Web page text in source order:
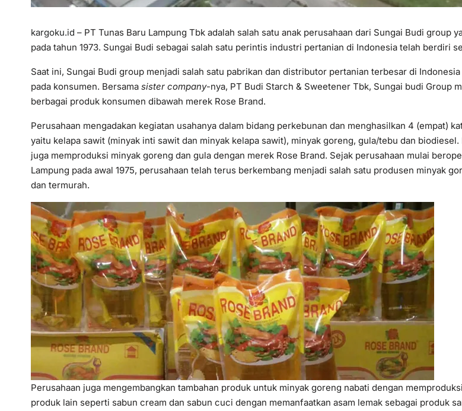
kargoku.id – PT Tunas Baru Lampung Tbk adalah salah satu anak perusahaan dari Sungai Budi group
pada tahun 1973. Sungai Budi sebagai salah satu perintis industri pertanian di Indonesia telah berdiri
Saat ini, Sungai Budi group menjadi salah satu pabrikan dan distributor pertanian terbesar di
pada konsumen. Bersama sister company-nya, PT Budi Starch & Sweetener Tbk, Sungai budi Group
berbagai produk konsumen dibawah merek Rose Brand.
Perusahaan mengadakan kegiatan usahanya dalam bidang perkebunan dan menghasilkan 4 (empat)
yaitu kelapa sawit (minyak inti sawit dan minyak kelapa sawit), minyak goreng, gula/tebu dan biodiesel.
juga memproduksi minyak goreng dan gula dengan merek Rose Brand. Sejak perusahaan mulai
Lampung pada awal 1975, perusahaan telah terus berkembang menjadi salah satu produsen minyak
dan termurah.
Perusahaan juga mengembangkan tambahan produk untuk minyak goreng nabati dengan
produk lain seperti sabun cream dan sabun cuci dengan memanfaatkan asam lemak sebagai produk